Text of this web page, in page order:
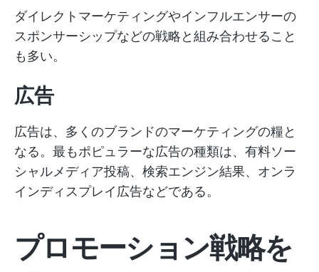
ダイレクトマーケティングやインフルエンサーの
スポンサーシップなどの戦略と組み合わせること
も多い。
広告
広告は、多くのブランドのマーケティングの糧と
なる。最もポピュラーな広告の種類は、有料ソー
シャルメディア投稿、検索エンジン結果、オンラ
インディスプレイ広告などである。
プロモーション戦略を